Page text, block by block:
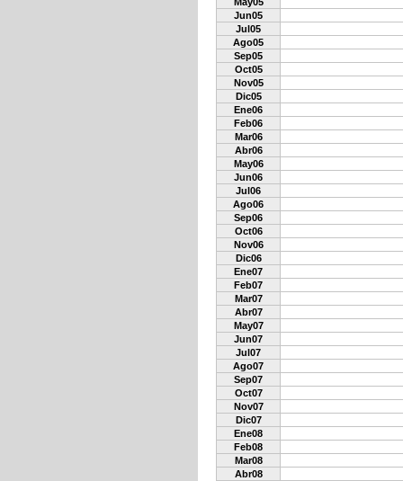
Jun05
Jul05
Ago05
Sep05
Oct05
Nov05
Dic05
Ene06
Feb06
Mar06
Abr06
May06
Jun06
Jul06
Ago06
Sep06
Oct06
Nov06
Dic06
Ene07
Feb07
Mar07
Abr07
May07
Jun07
Jul07
Ago07
Sep07
Oct07
Nov07
Dic07
Ene08
Feb08
Mar08
Abr08